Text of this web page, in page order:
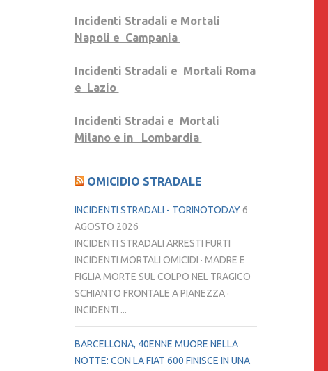
Incidenti Stradali e Mortali
Napoli e Campania
Incidenti Stradali e Mortali Roma
e Lazio
Incidenti Stradai e Mortali
Milano e in Lombardia
OMICIDIO STRADALE
INCIDENTI STRADALI - TORINOTODAY 6
AGOSTO 2026
INCIDENTI STRADALI ARRESTI FURTI
INCIDENTI MORTALI OMICIDI · MADRE E
FIGLIA MORTE SUL COLPO NEL TRAGICO
SCHIANTO FRONTALE A PIANEZZA ·
INCIDENTI ...
BARCELLONA, 40ENNE MUORE NELLA
NOTTE: CON LA FIAT 600 FINISCE IN UNA